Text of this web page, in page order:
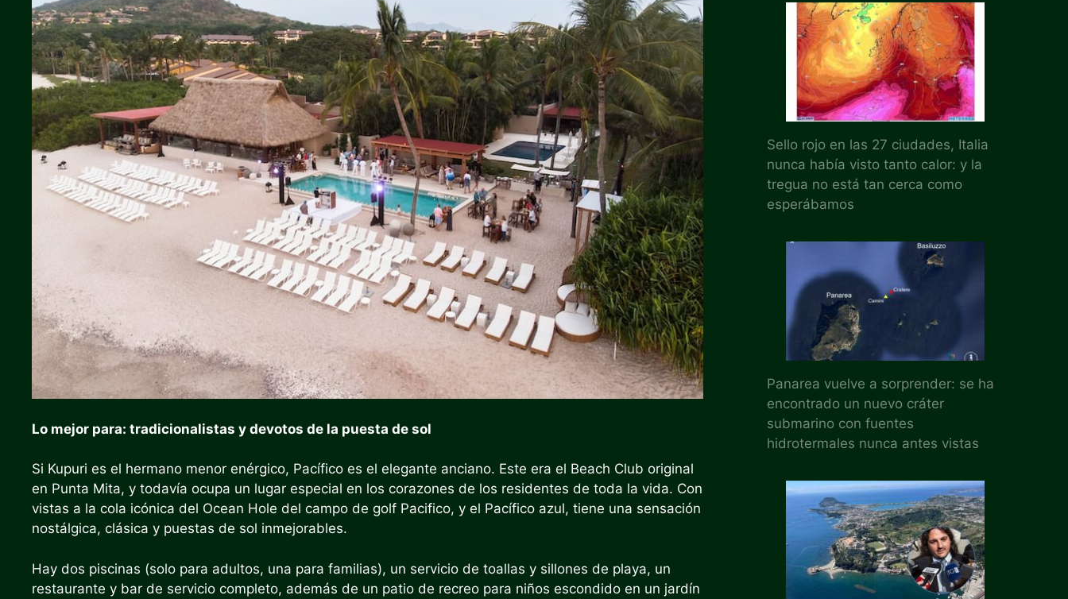
Lo mejor para: tradicionalistas y devotos de la puesta de sol
Si Kupuri es el hermano menor enérgico, Pacífico es el elegante anciano. Este era el Beach Club original
en Punta Mita, y todavía ocupa un lugar especial en los corazones de los residentes de toda la vida. Con
vistas a la cola icónica del Ocean Hole del campo de golf Pacifico, y el Pacífico azul, tiene una sensación
nostálgica, clásica y puestas de sol inmejorables.
Hay dos piscinas (solo para adultos, una para familias), un servicio de toallas y sillones de playa, un
restaurante y bar de servicio completo, además de un patio de recreo para niños escondido en un jardín
Sello rojo en las 27 ciudades, Italia
nunca había visto tanto calor: y la
tregua no está tan cerca como
esperábamos
Panarea vuelve a sorprender: se ha
encontrado un nuevo cráter
submarino con fuentes
hidrotermales nunca antes vistas